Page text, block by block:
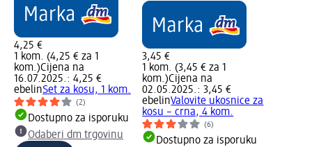
4,25 €
1 kom. (4,25 € za 1
kom.)Cijena na
16.07.2025.: 4,25 €
ebelinSet za kosu, 1 kom.
(2)
Dostupno za isporuku
Odaberi dm trgovinu
3,45 €
1 kom. (3,45 € za 1
kom.)Cijena na
02.05.2025.: 3,45 €
ebelinValovite ukosnice za
kosu – crna, 4 kom.
(6)
Dostupno za isporuku